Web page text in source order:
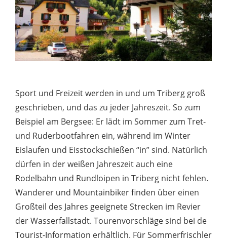
Sport und Freizeit werden in und um Triberg groß
geschrieben, und das zu jeder Jahreszeit. So zum
Beispiel am Bergsee: Er lädt im Sommer zum Tret-
und Ruderbootfahren ein, während im Winter
Eislaufen und Eisstockschießen “in” sind. Natürlich
dürfen in der weißen Jahreszeit auch eine
Rodelbahn und Rundloipen in Triberg nicht fehlen.
Wanderer und Mountainbiker finden über einen
Großteil des Jahres geeignete Strecken im Revier
der Wasserfallstadt. Tourenvorschläge sind bei de
Tourist-Information erhältlich. Für Sommerfrischler